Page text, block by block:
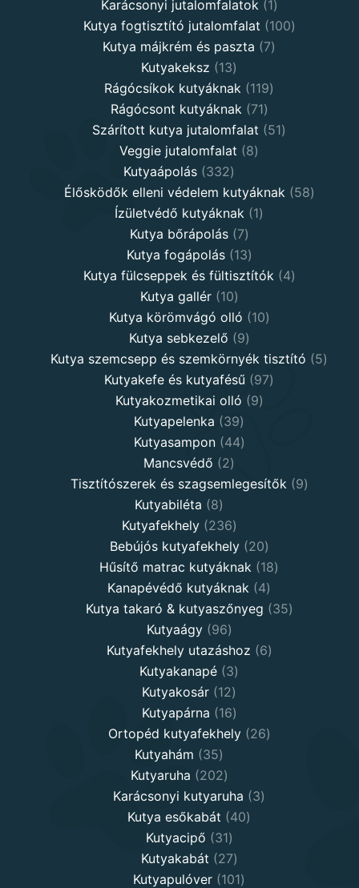
products
Karácsonyi jutalomfalatok 11
product
Kutya fogtisztító jutalomfalat 100100
Kutya májkrém és paszta 77
Kutyakeksz 1313
products
Rágócsíkok kutyáknak 119119
Rágócsont kutyáknak 7171
products
Szárított kutya jutalomfalat 5151
Veggie jutalomfalat 88
Kutyaápolás 332332
products
Élősködők elleni védelem kutyáknak 5858
Ízületvédő kutyáknak 11
Kutya bőrápolás 77
products
Kutya fogápolás 1313
products
Kutya fülcseppek és fültisztítók 44
Kutya gallér 1010
products
Kutya körömvágó olló 1010
Kutya sebkezelő 99
products
Kutya szemcsepp és szemkörnyék tisztító 55
Kutyakefe és kutyafésű 9797
Kutyakozmetikai olló 99
Kutyapelenka 3939
products
Kutyasampon 4444
Mancsvédő 22
products
Tisztítószerek és szagsemlegesítők 99
Kutyabiléta 88
products
Kutyafekhely 236236
products
Bebújós kutyafekhely 2020
products
Hűsítő matrac kutyáknak 1818
Kanapévédő kutyáknak 44
products
Kutya takaró & kutyaszőnyeg 3535
Kutyaágy 9696
products
Kutyafekhely utazáshoz 66
Kutyakanapé 33
products
Kutyakosár 1212
products
Kutyapárna 1616
products
Ortopéd kutyafekhely 2626
Kutyahám 3535
products
Kutyaruha 202202
products
Karácsonyi kutyaruha 33
Kutya esőkabát 4040
Kutyacipő 3131
products
Kutyakabát 2727
products
Kutyapulóver 101101